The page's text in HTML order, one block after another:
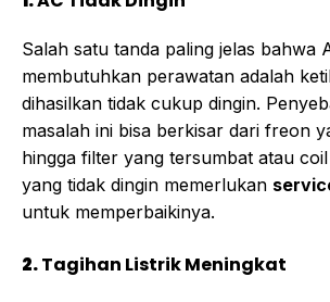
Salah satu tanda paling jelas bahwa
membutuhkan perawatan adalah
dihasilkan tidak cukup dingin.
masalah ini bisa berkisar dari freon
hingga filter yang tersumbat atau
yang tidak dingin memerlukan
untuk memperbaikinya.
2.Tagihan Listrik Meningkat